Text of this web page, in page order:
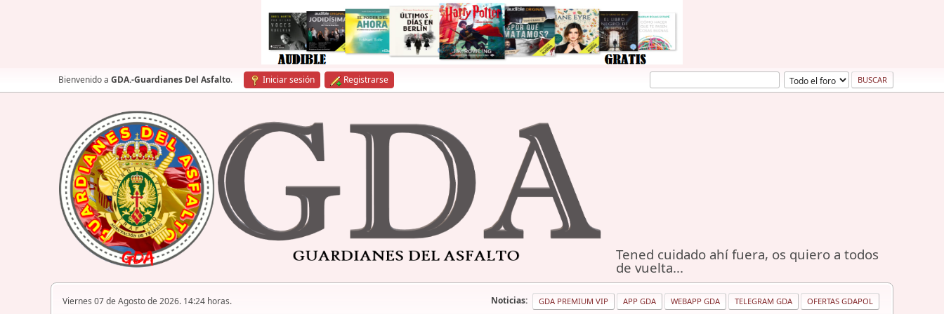
Bienvenido a GDA.-Guardianes Del Asfalto. Iniciar sesión Registrarse
Tened cuidado ahí fuera, os quiero a todos
de vuelta...
Viernes 07 de Agosto de 2026. 14:24 horas. Noticias: GDA PREMIUM VIP APP GDA WEBAPP GDA TELEGRAM GDA OFERTAS GDAPOL